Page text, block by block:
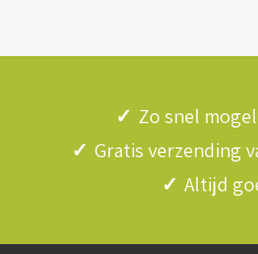
✓ Zo snel
✓ Gratis verzending
✓ Altijd